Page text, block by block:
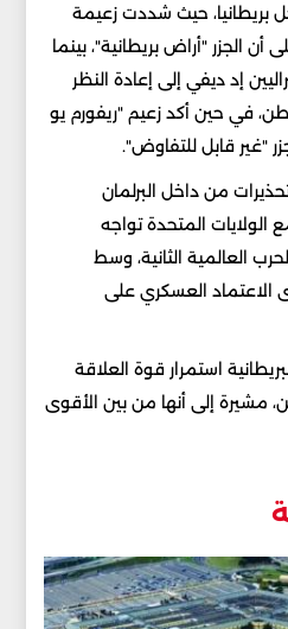
بريطانيا، حيث شددت زعيمة
الجزر "أراض بريطانية"، بينما
إد ديفي إلى إعادة النظر
في حين أكد زعيم "ريفورم يو
"غير قابل للتفاوض".
من داخل البرلمان
الولايات المتحدة تواجه
العالمية الثانية، وسط
الاعتماد العسكري على
استمرار قوة العلاقة
مشيرة إلى أنها من بين الأقوى